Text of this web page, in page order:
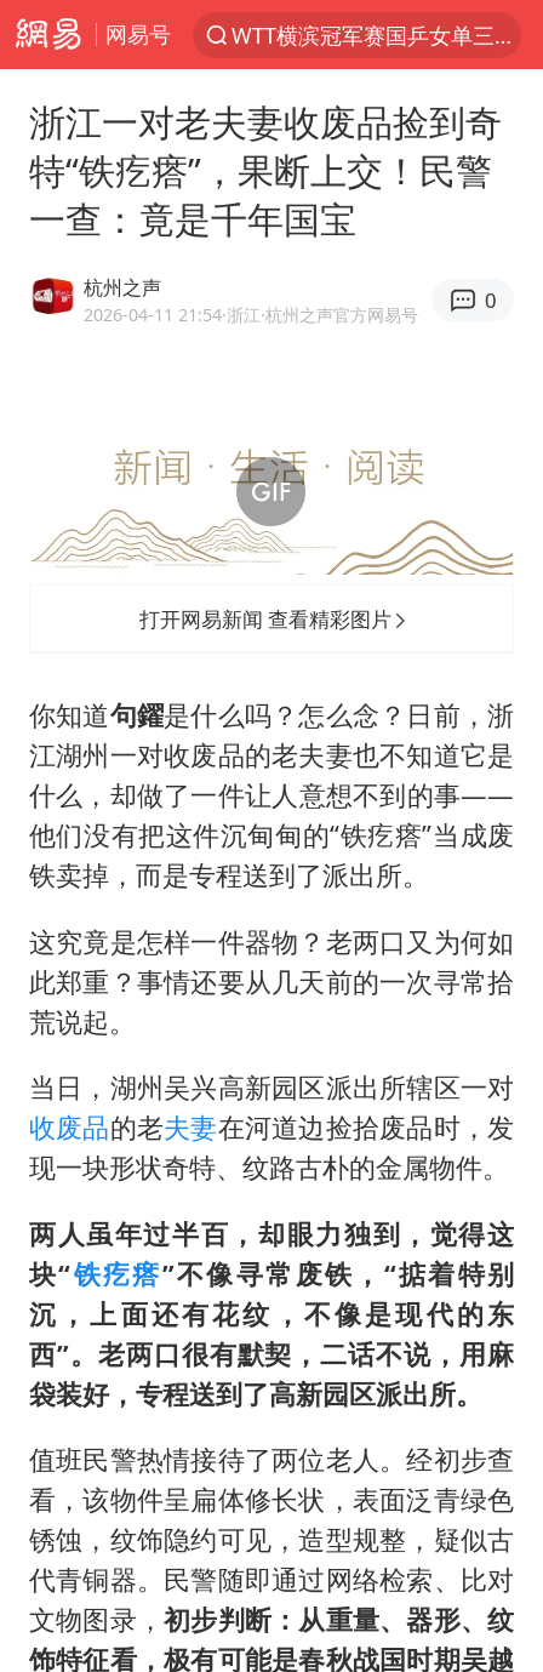
网易号
WTT横滨冠军赛国乒女单三将晋级四强
三警齐发！多地10级以上雷暴大风
日本发布排名：“中国第一，美日德韩英法居后”
情侣在平潭拍日出时坠崖致一死一伤
几元成本的AI广告导致千万市值蒸发
台当局重金为“台独”织“皇帝新衣”
郑丽文：台湾从来没有“独立”过
乐享全民健身 共筑健康中国
浙江一对老夫妻收废品捡到奇
特“铁疙瘩”，果断上交！民警
一查：竟是千年国宝
杭州之声
2026-04-11 21:54·浙江·杭州之声官方网易号
0
打开网易新闻 查看精彩图片
你知道句鑃是什么吗？怎么念？日前，浙
江湖州一对收废品的老夫妻也不知道它是
什么，却做了一件让人意想不到的事——
他们没有把这件沉甸甸的“铁疙瘩”当成废
铁卖掉，而是专程送到了派出所。
这究竟是怎样一件器物？老两口又为何如
此郑重？事情还要从几天前的一次寻常拾
荒说起。
当日，湖州吴兴高新园区派出所辖区一对
收废品的老夫妻在河道边捡拾废品时，发
现一块形状奇特、纹路古朴的金属物件。
两人虽年过半百，却眼力独到，觉得这
块“铁疙瘩”不像寻常废铁，“掂着特别
沉，上面还有花纹，不像是现代的东
西”。老两口很有默契，二话不说，用麻
袋装好，专程送到了高新园区派出所。
值班民警热情接待了两位老人。经初步查
看，该物件呈扁体修长状，表面泛青绿色
锈蚀，纹饰隐约可见，造型规整，疑似古
代青铜器。民警随即通过网络检索、比对
文物图录，初步判断：从重量、器形、纹
饰特征看，极有可能是春秋战国时期吴越